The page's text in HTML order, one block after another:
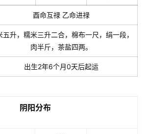
酉命互禄 乙命进禄
五升，糯米三升二合，棉布一尺，绢一段，
肉半斤，茶盐四两。
出生2年6个月0天后起运
阴阳分布